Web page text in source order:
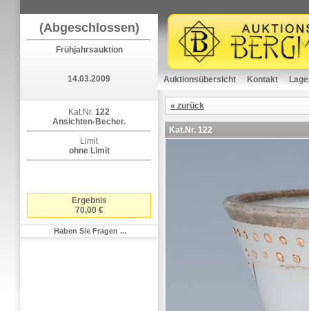
(Abgeschlossen)
Frühjahrsauktion
14.03.2009
Kat.Nr. 122
Ansichten-Becher.
Limit
ohne Limit
Ergebnis
70,00 €
Haben Sie Fragen ...
Auktionsübersicht Kontakt
« zurück
Kat.Nr. 122